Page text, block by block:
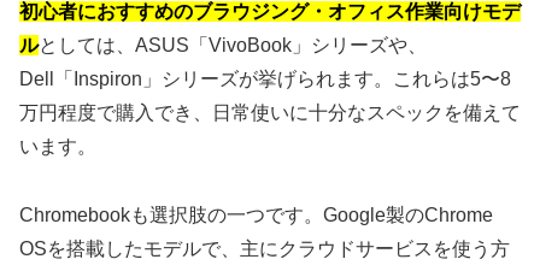
初心者におすすめのブラウジング・オフィス作業向けモデ
ルとしては、ASUS「VivoBook」シリーズや、
Dell「Inspiron」シリーズが挙げられます。これらは5〜8
万円程度で購入でき、日常使いに十分なスペックを備えて
います。
Chromebookも選択肢の一つです。Google製のChrome
OSを搭載したモデルで、主にクラウドサービスを使う方